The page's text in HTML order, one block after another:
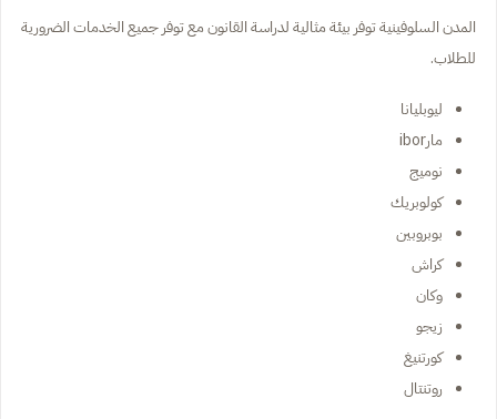
المدن السلوفينية توفر بيئة مثالية لدراسة القانون مع توفر جميع الخدمات الضرورية
للطلاب.
ليوبليانا
مارibor
نوميج
كولوبريك
بوبروبين
كراش
وكان
زيجو
كورتنيغ
روتنتال